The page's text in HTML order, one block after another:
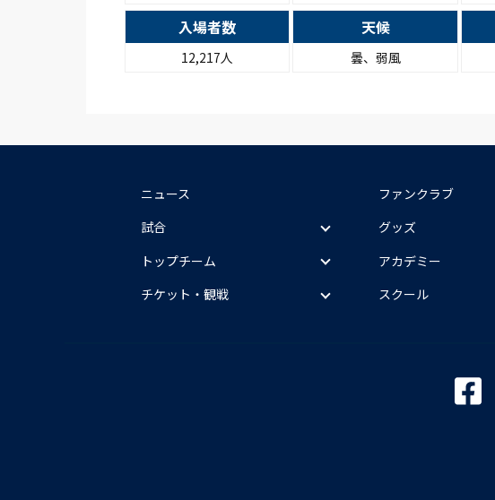
入場者数
12,217人
天候
曇、弱風
ニュース
試合
トップチーム
チケット・観戦
ファンクラブ
グッズ
アカデミー
スクール